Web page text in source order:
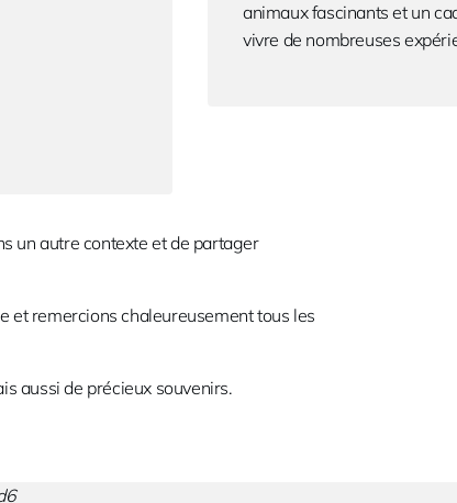
animaux fascinants et un
vivre de nombreuses
un autre contexte et de partager
et remercions chaleureusement tous les
aussi de précieux souvenirs.